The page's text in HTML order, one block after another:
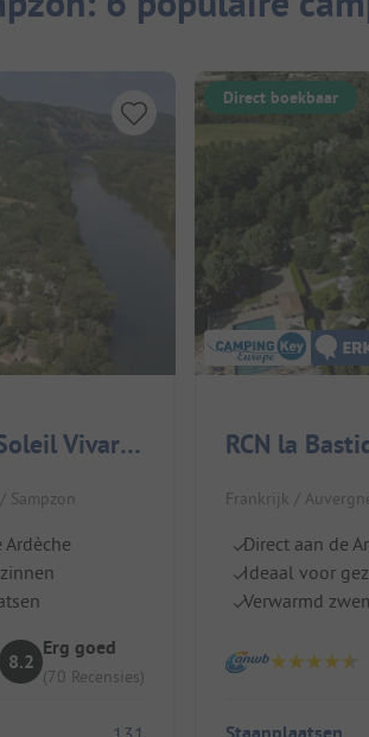
Camping Sandaya Le Soleil Vivarais
Sampzon
8.2
Erg goed
(70 Recensies)
Direct boekbaar
RCN la
Frankrijk /
Direct aan de
Ideaal voor
Verwarmd